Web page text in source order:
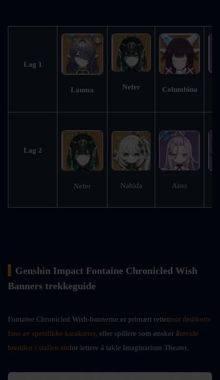
Lag 1
Lauma Nefer Columbina
Lag 2
Nefer Nahida Aino
Genshin Impact Fontaine Chronicled Wish
Banners trekkeguide
Fontaine Chronicled Wish-bannerne er primært rettetmot dedikerte
fans av spesifikke karakterer, eller spillere som ønsker åutvide
bredden i stallen sinfor lettere å takle Imaginarium Theater.